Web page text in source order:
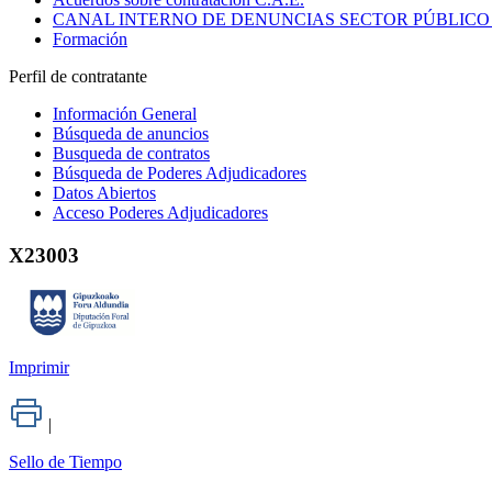
CANAL INTERNO DE DENUNCIAS SECTOR
Formación
Perfil de contratante
Información General
Búsqueda de anuncios
Busqueda de contratos
Búsqueda de Poderes Adjudicadores
Datos Abiertos
Acceso Poderes Adjudicadores
X23003
Imprimir
|
Sello de Tiempo